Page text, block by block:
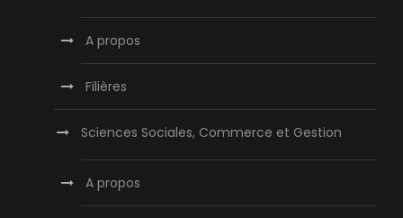
A propos
Filières
Sciences Sociales, Commerce et Gestion
A propos